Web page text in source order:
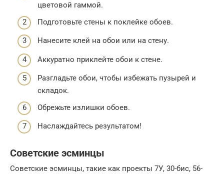
цветовой гаммой.
Подготовьте стены к поклейке обоев.
Нанесите клей на обои или на стену.
Аккуратно приклейте обои к стене.
Разгладьте обои, чтобы избежать пузырей и
складок.
Обрежьте излишки обоев.
Наслаждайтесь результатом!
Советские эсминцы
Советские эсминцы, такие как проекты 7У, 30-бис, 56-